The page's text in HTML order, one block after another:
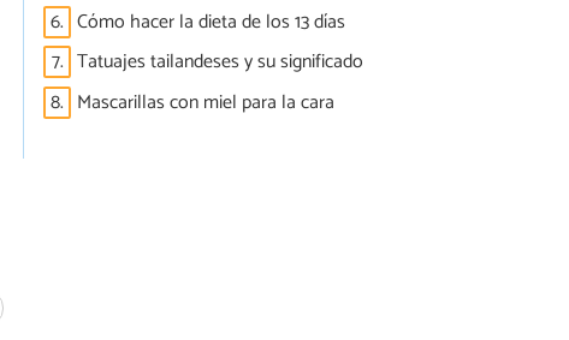
6. Cómo hacer la dieta de los 13 días
7. Tatuajes tailandeses y su significado
8. Mascarillas con miel para la cara